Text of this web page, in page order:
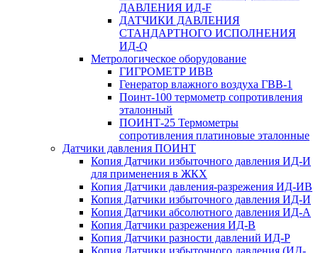
ДАВЛЕНИЯ ИД-F
ДАТЧИКИ ДАВЛЕНИЯ
СТАНДАРТНОГО ИСПОЛНЕНИЯ
ИД-Q
Метрологическое оборудование
ГИГРОМЕТР ИВВ
Генератор влажного воздуха ГВВ-1
Поинт-100 термометр сопротивления
эталонный
ПОИНТ-25 Термометры
сопротивления платиновые эталонные
Датчики давления ПОИНТ
Копия Датчики избыточного давления ИД-И
для применения в ЖКХ
Копия Датчики давления-разрежения ИД-ИВ
Копия Датчики избыточного давления ИД-И
Копия Датчики абсолютного давления ИД-А
Копия Датчики разрежения ИД-В
Копия Датчики разности давлений ИД-Р
Копия Датчики избыточного давления (ИД-